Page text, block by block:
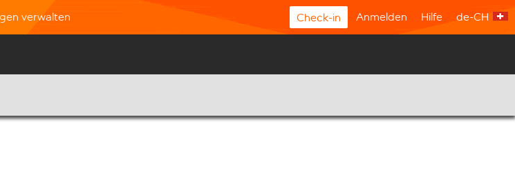
verwalten Check-in Anmelden Hilfe de-CH